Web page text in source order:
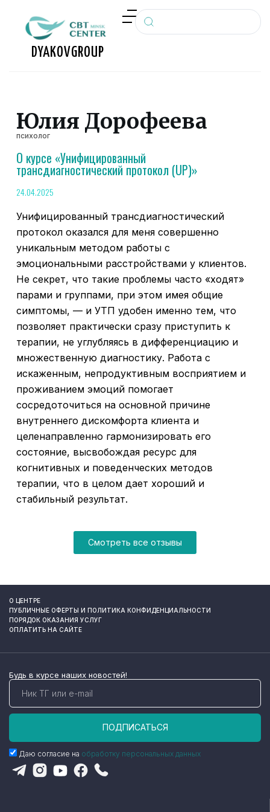
к
с
у
т
и
DYAKOVGROUP
Юлия Дорофеева
психолог
О курсе «Унифицированный
трансдиагностический протокол (UP)»
24.04.2025
Унифицированный трансдиагностический
протокол оказался для меня совершенно
уникальным методом работы с
эмоциональными расстройствами у клиентов.
Не секрет, что такие проблемы часто «ходят»
парами и группами, при этом имея общие
симптомы, — и УТП удобен именно тем, что
позволяет практически сразу приступить к
терапии, не углубляясь в дифференциацию и
множественную диагностику. Работа с
искаженным, непродуктивным восприятием и
проживанием эмоций помогает
сосредоточиться на основной причине
внутреннего дискомфорта клиента и
целенаправленно гармонизировать его
состояние, высвобождая ресурс для
когнитивных и поведенческих методов
терапии, что в целом дает хороший и
стабильный результат.
Смотреть все отзывы
О ЦЕНТРЕ
ПУБЛИЧНЫЕ ОФЕРТЫ И ПОЛИТИКА КОНФИДЕНЦИАЛЬНОСТИ
ПОРЯДОК ОКАЗАНИЯ УСЛУГ
ОПЛАТИТЬ НА САЙТЕ
Будь в курсе наших новостей!
Даю согласие на обработку персональных данных
ПОДПИСАТЬСЯ